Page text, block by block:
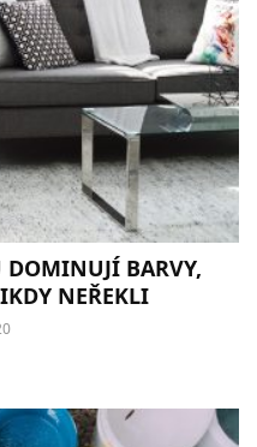
BARVY,
NEŘEKLI